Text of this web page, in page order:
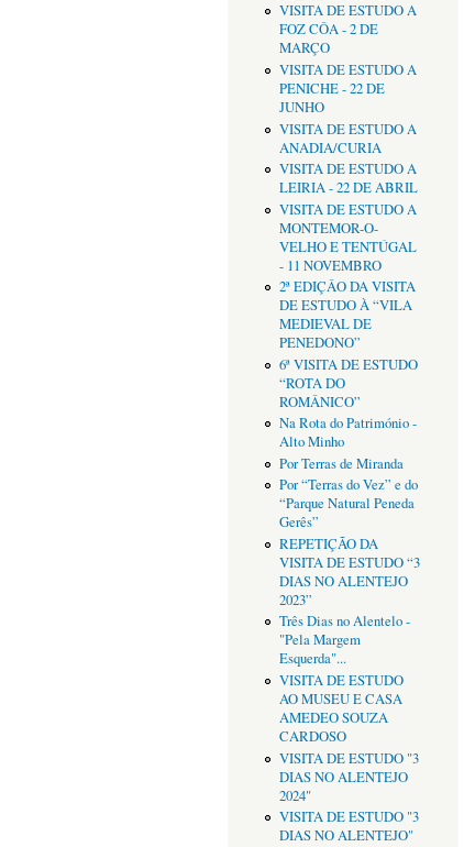
VISITA DE ESTUDO A
FOZ CÔA - 2 DE
MARÇO
VISITA DE ESTUDO A
PENICHE - 22 DE
JUNHO
VISITA DE ESTUDO A
ANADIA/CURIA
VISITA DE ESTUDO A
LEIRIA - 22 DE ABRIL
VISITA DE ESTUDO A
MONTEMOR-O-
VELHO E TENTÚGAL
- 11 NOVEMBRO
2ª EDIÇÂO DA VISITA
DE ESTUDO À “VILA
MEDIEVAL DE
PENEDONO”
6ª VISITA DE ESTUDO
“ROTA DO
ROMÂNICO”
Na Rota do Património -
Alto Minho
Por Terras de Miranda
Por “Terras do Vez” e do
“Parque Natural Peneda
Gerês”
REPETIÇÃO DA
VISITA DE ESTUDO “3
DIAS NO ALENTEJO
2023”
Três Dias no Alentelo -
"Pela Margem
Esquerda"...
VISITA DE ESTUDO
AO MUSEU E CASA
AMEDEO SOUZA
CARDOSO
VISITA DE ESTUDO "3
DIAS NO ALENTEJO
2024"
VISITA DE ESTUDO "3
DIAS NO ALENTEJO"